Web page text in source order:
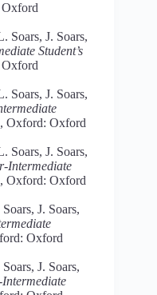
Soars, J. Soars,
Student’s
Soars, J. Soars,
Oxford: Oxford
Soars, J. Soars,
Intermediate
Oxford: Oxford
J. Soars,
Oxford
J. Soars,